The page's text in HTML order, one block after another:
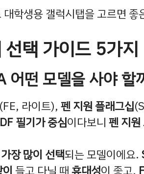
학생용 갤럭시탭을 고르면
택 가이드 5가지
어떤 모델을 사야 할
(FE, 라이트), 펜 지원 플래그십
필기가 중심이다보니 펜 지
가장 많이 선택되는 모델이에요.